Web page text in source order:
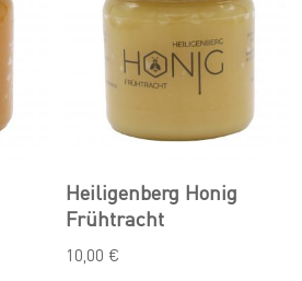
Heiligenberg Honig
Frühtracht
10,00 €